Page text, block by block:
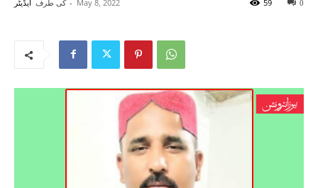
کی طرف ایڈیٹر - May 8, 2022 0
59